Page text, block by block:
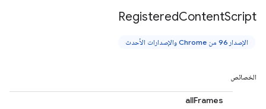
RegisteredContentScript
الإصدار 96 من Chrome والإصدارات الأحدث
الخصائص
allFrames